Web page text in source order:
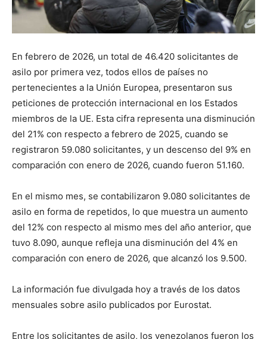
En febrero de 2026, un total de 46.420 solicitantes de
asilo por primera vez, todos ellos de países no
pertenecientes a la Unión Europea, presentaron sus
peticiones de protección internacional en los Estados
miembros de la UE. Esta cifra representa una disminución
del 21% con respecto a febrero de 2025, cuando se
registraron 59.080 solicitantes, y un descenso del 9% en
comparación con enero de 2026, cuando fueron 51.160.
En el mismo mes, se contabilizaron 9.080 solicitantes de
asilo en forma de repetidos, lo que muestra un aumento
del 12% con respecto al mismo mes del año anterior, que
tuvo 8.090, aunque refleja una disminución del 4% en
comparación con enero de 2026, que alcanzó los 9.500.
La información fue divulgada hoy a través de los datos
mensuales sobre asilo publicados por Eurostat.
Entre los solicitantes de asilo, los venezolanos fueron los